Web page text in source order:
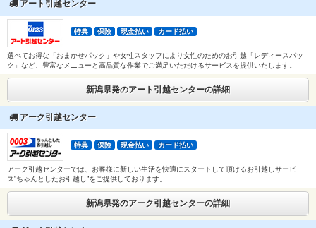
アート引越センター
特典 保険 現金払い カード払い
選べてお得な「おまかせパック」や女性スタッフにより女性のためのお引越「レディースパッ
ク」など、豊富なメニューと高品質な作業でご満足いただけるサービスを提供いたします。
新潟県発のアート引越センターの詳細
アーク引越センター
特典 保険 現金払い カード払い
アーク引越センターでは、お客様に新しい生活を快適にスタートして頂けるお引越しサービ
ス”ちゃんとしたお引越し”をご提供しております。
新潟県発のアーク引越センターの詳細